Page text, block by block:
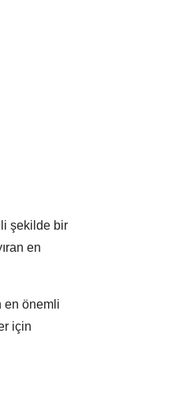
şekilde bir
en
en önemli
için